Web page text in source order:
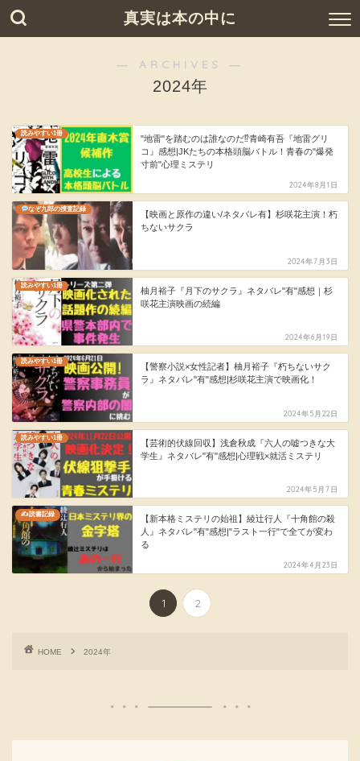
真実は本の中に
― ARCHIVES ―
2024年
読みやすい1冊
"地雷"を踏むのは誰なのだ⁉︎青崎有吾『地雷グリ
コ』感想|JKたちの本格頭脳バトル！青春の"爆発
寸前"心理ミステリ
2024年8月1日
なぞ九郎の捜査記録
【映画と原作の違い/ネタバレ有】杉咲花主演！朽
ちないサクラ
2024年7月3日
読みやすい1冊
柚月裕子『月下のサクラ』ネタバレ"有"感想｜杉
咲花主演映画の続編
2024年6月19日
読みやすい1冊
【警察小説×女性記者】柚月裕子『朽ちないサク
ラ』ネタバレ"有"感想|杉咲花主演で映画化！
2024年5月22日
読みやすい1冊
【芸術的伏線回収】浅倉秋成『六人の嘘つきな大
学生』ネタバレ"有"感想|心理戦×就活ミステリ
2024年5月7日
✍️読書記録
【新本格ミステリの始祖】綾辻行人『十角館の殺
人』ネタバレ"有"感想|"ラスト一行"で全てが変わ
る
2024年4月23日
1 2
HOME 2024年